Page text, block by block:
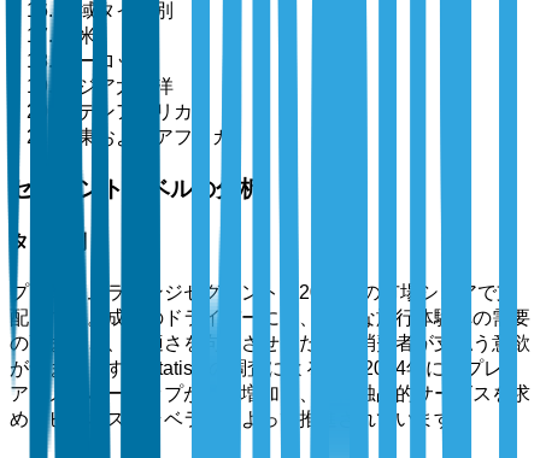
地域タイプ別
北米
ヨーロッパ
アジア太平洋
ラテンアメリカ
中東およびアフリカ
セグメントレベルの分析
タイプ別
プレミアムラウンジセグメントは2025年の市場シェアで支
配的です。成長のドライバーには、贅沢な旅行体験への需要
の高まりと、快適さを向上させるために消費者が支払う意欲
が含まれます。Statistaの調査によると、2024年にはプレミ
アムメンバーシップが25%増加し、主に独占的サービスを求
めるビジネストラベラーによって推進されています。